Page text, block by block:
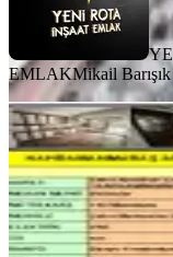
EMLAKMikail Barışık
YENİ
3+1